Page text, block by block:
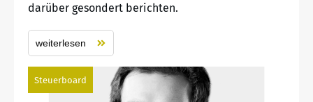
darüber gesondert berichten.
weiterlesen
Steuerboard